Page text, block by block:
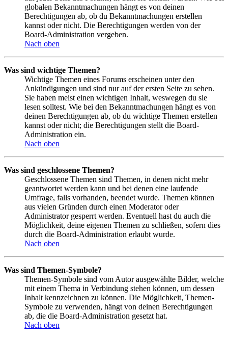
globalen Bekanntmachungen hängt es von deinen
Berechtigungen ab, ob du Bekanntmachungen erstellen
kannst oder nicht. Die Berechtigungen werden von der
Board-Administration vergeben.
Nach oben
Was sind wichtige Themen?
Wichtige Themen eines Forums erscheinen unter den
Ankündigungen und sind nur auf der ersten Seite zu sehen.
Sie haben meist einen wichtigen Inhalt, weswegen du sie
lesen solltest. Wie bei den Bekanntmachungen hängt es von
deinen Berechtigungen ab, ob du wichtige Themen erstellen
kannst oder nicht; die Berechtigungen stellt die Board-
Administration ein.
Nach oben
Was sind geschlossene Themen?
Geschlossene Themen sind Themen, in denen nicht mehr
geantwortet werden kann und bei denen eine laufende
Umfrage, falls vorhanden, beendet wurde. Themen können
aus vielen Gründen durch einen Moderator oder
Administrator gesperrt werden. Eventuell hast du auch die
Möglichkeit, deine eigenen Themen zu schließen, sofern dies
durch die Board-Administration erlaubt wurde.
Nach oben
Was sind Themen-Symbole?
Themen-Symbole sind vom Autor ausgewählte Bilder, welche
mit einem Thema in Verbindung stehen können, um dessen
Inhalt kennzeichnen zu können. Die Möglichkeit, Themen-
Symbole zu verwenden, hängt von deinen Berechtigungen
ab, die die Board-Administration gesetzt hat.
Nach oben